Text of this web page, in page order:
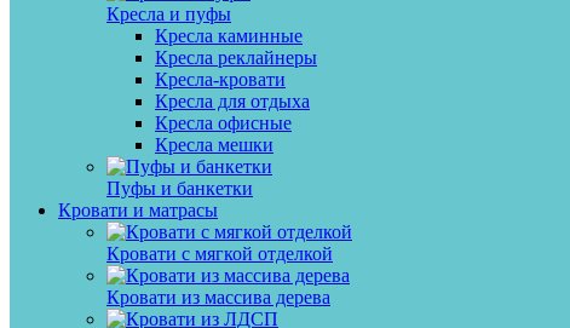
Кресла и пуфы
Кресла каминные
Кресла реклайнеры
Кресла-кровати
Кресла для отдыха
Кресла офисные
Кресла мешки
Пуфы и банкетки
Кровати и матрасы
Кровати с мягкой отделкой
Кровати из массива дерева